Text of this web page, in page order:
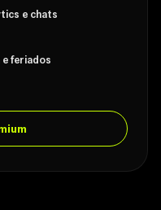
e chats
feriados